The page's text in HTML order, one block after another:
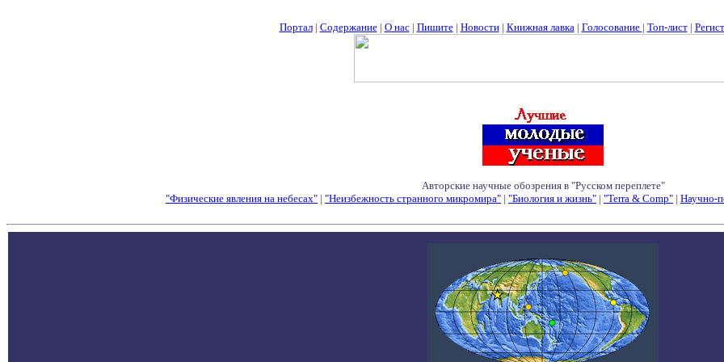
Портал| Содержание| О нас| Пишите| Новости| Книжная лавка| Голосование | Топ-лист|
Авторские научные обозрения в "Русском переплете"
"Физические явления на небесах" | "Неизбежность странного микромира" | "Биология и жизнь" | "Terra & Comp" | Научно-